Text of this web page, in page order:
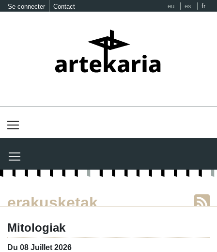
Se connecter Contact eu es fr
erakusketak
Mitologiak
Du 08 Juillet 2026